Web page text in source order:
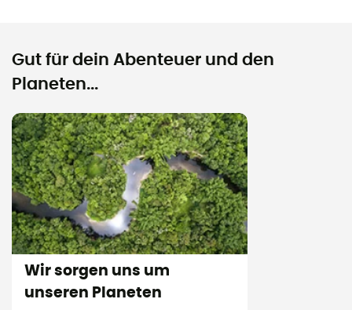
Gut für dein Abenteuer und den
Planeten...
Wir sorgen uns um
unseren Planeten